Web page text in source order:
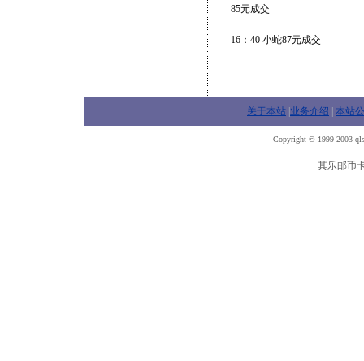
85元成交
16：40 小蛇87元成交
关于本站 业务介绍 本站
Copyright © 1999-2003
其乐邮币